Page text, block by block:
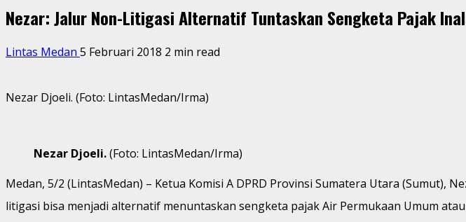
Nezar: Jalur Non-Litigasi Alternatif Tuntaskan Sengketa Pajak
Lintas Medan 5 Februari 2018 2 min read
Nezar Djoeli. (Foto: LintasMedan/Irma)
Nezar Djoeli.(Foto: LintasMedan/Irma)
Medan, 5/2 (LintasMedan) – Ketua Komisi A DPRD Provinsi Sumatera Utara
litigasi bisa menjadi alternatif menuntaskan sengketa pajak Air Permukaan Umum